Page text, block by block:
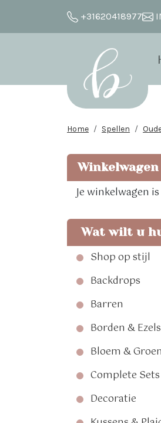
+31620418977
Home Spellen
Winkelwagen
Je winkelwagen
Wat wilt u
Shop op stijl
Backdrops
Barren
Borden & Ezels
Bloem & Groen
Complete Sets
Decoratie